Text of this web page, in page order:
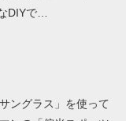
DIYで…
ングラス」を使って